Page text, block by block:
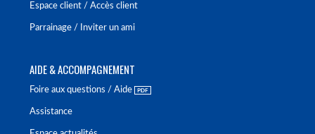
Espace client / Accès client
Parrainage / Inviter un ami
AIDE & ACCOMPAGNEMENT
Foire aux questions / Aide
Assistance